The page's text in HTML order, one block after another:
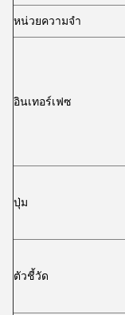
หน่วยความจำ
อินเทอร์เฟซ
ปุ่ม
ตัวชี้วัด